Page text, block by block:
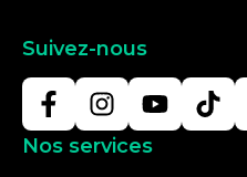
Suivez-nous
Nos services